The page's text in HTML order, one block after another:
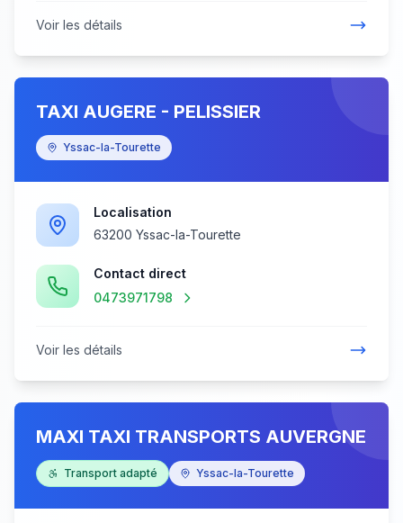
Voir les détails
TAXI AUGERE - PELISSIER
Yssac-la-Tourette
Localisation
63200 Yssac-la-Tourette
Contact direct
0473971798
Voir les détails
MAXI TAXI TRANSPORTS AUVERGNE
Transport adapté Yssac-la-Tourette